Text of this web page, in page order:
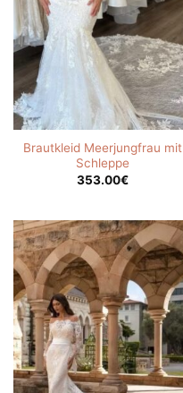
Brautkleid Meerjungfrau mit
Schleppe
353.00€